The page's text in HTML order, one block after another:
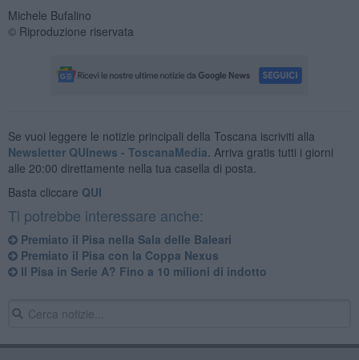
Michele Bufalino
© Riproduzione riservata
Se vuoi leggere le notizie principali della Toscana iscriviti alla
Newsletter QUInews - ToscanaMedia. Arriva gratis tutti i giorni
alle 20:00 direttamente nella tua casella di posta.
Basta cliccare QUI
Ti potrebbe interessare anche:
Premiato il Pisa nella Sala delle Baleari
Premiato il Pisa con la Coppa Nexus
​Il Pisa in Serie A? Fino a 10 milioni di indotto